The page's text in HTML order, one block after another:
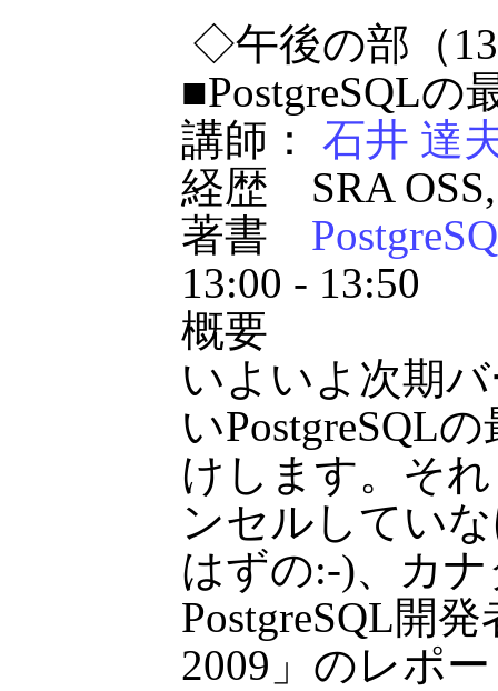
◇午後の部（
■PostgreSQLの
講師： 石井 達
経歴 SRA
著書
13:00 - 13:50
概要
いよいよ次期
いPostgreSQL
けします。そ
ンセルしてい
はずの:-)、カ
PostgreSQL開
2009」のレポ